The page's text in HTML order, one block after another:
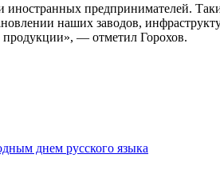
иностранных предпринимателей.
наших заводов,
— отметил Горохов.
днем русского языка